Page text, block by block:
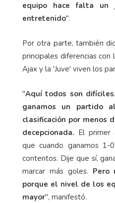
equipo hace falta un
entretenido".
Por otra parte, también
principales diferencias
Ajax y la 'Juve' viven los
"Aquí todos son
ganamos un partido
clasificación por menos
decepcionada. El primer
que cuando ganamos
contentos. Dije que sí,
marcar más goles. Pero
porque el nivel de los
mayor", manifestó.